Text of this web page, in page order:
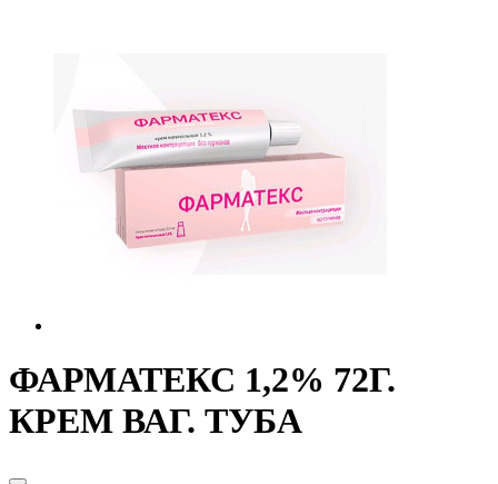
ФАРМАТЕКС 1,2% 72Г.
КРЕМ ВАГ. ТУБА